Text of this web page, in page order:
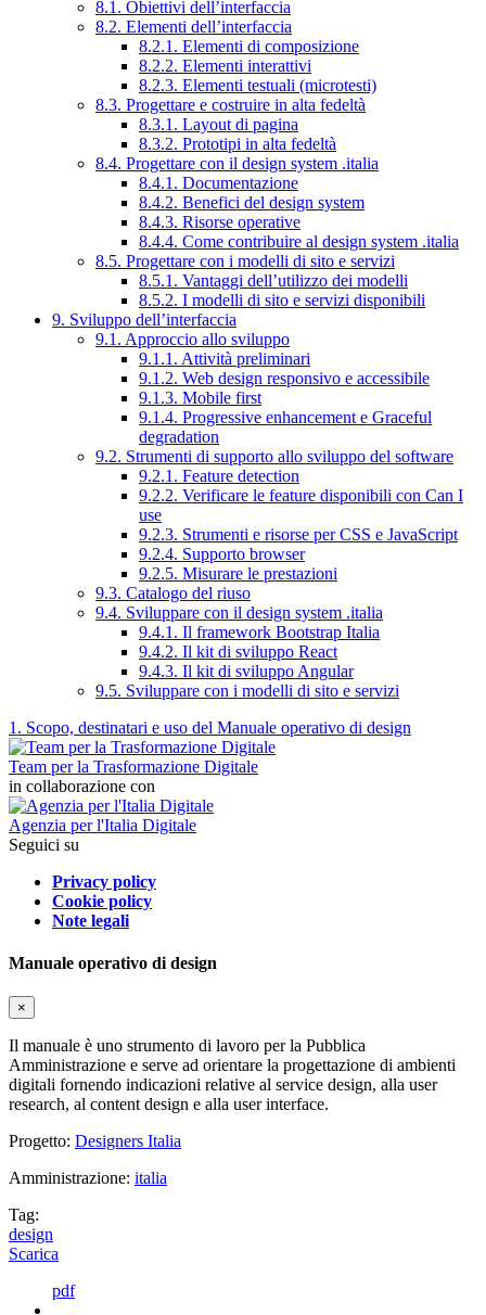
8.1. Obiettivi dell’interfaccia
8.2. Elementi dell’interfaccia
8.2.1. Elementi di composizione
8.2.2. Elementi interattivi
8.2.3. Elementi testuali (microtesti)
8.3. Progettare e costruire in alta fedeltà
8.3.1. Layout di pagina
8.3.2. Prototipi in alta fedeltà
8.4. Progettare con il design system .italia
8.4.1. Documentazione
8.4.2. Benefici del design system
8.4.3. Risorse operative
8.4.4. Come contribuire al design system .italia
8.5. Progettare con i modelli di sito e servizi
8.5.1. Vantaggi dell’utilizzo dei modelli
8.5.2. I modelli di sito e servizi disponibili
9. Sviluppo dell’interfaccia
9.1. Approccio allo sviluppo
9.1.1. Attività preliminari
9.1.2. Web design responsivo e accessibile
9.1.3. Mobile first
9.1.4. Progressive enhancement e Graceful
degradation
9.2. Strumenti di supporto allo sviluppo del software
9.2.1. Feature detection
9.2.2. Verificare le feature disponibili con Can I
use
9.2.3. Strumenti e risorse per CSS e JavaScript
9.2.4. Supporto browser
9.2.5. Misurare le prestazioni
9.3. Catalogo del riuso
9.4. Sviluppare con il design system .italia
9.4.1. Il framework Bootstrap Italia
9.4.2. Il kit di sviluppo React
9.4.3. Il kit di sviluppo Angular
9.5. Sviluppare con i modelli di sito e servizi
1. Scopo, destinatari e uso del Manuale operativo di design
Team per la Trasformazione Digitale
in collaborazione con
Agenzia per l'Italia Digitale
Seguici su
Privacy policy
Cookie policy
Note legali
Manuale operativo di design
×
Il manuale è uno strumento di lavoro per la Pubblica
Amministrazione e serve ad orientare la progettazione di ambienti
digitali fornendo indicazioni relative al service design, alla user
research, al content design e alla user interface.
Progetto: Designers Italia
Amministrazione: italia
Tag:
design
Scarica
pdf